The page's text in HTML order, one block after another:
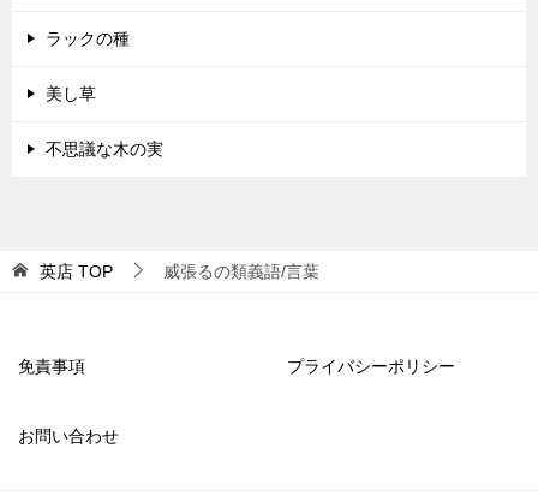
ラックの種
美し草
不思議な木の実
英店 TOP 威張るの類義語/言葉
免責事項 プライバシーポリシー
お問い合わせ